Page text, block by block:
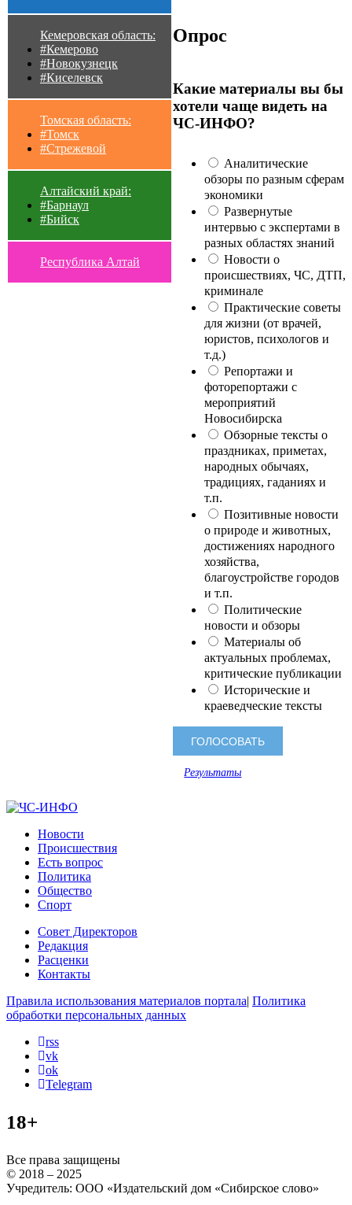
Кемеровская область:
#Кемерово
#Новокузнецк
#Киселевск
Томская область:
#Томск
#Стрежевой
Алтайский край:
#Барнаул
#Бийск
Республика Алтай
Опрос
Какие материалы вы бы
хотели чаще видеть на
ЧС-ИНФО?
Аналитические
обзоры по разным сферам
экономики
Развернутые
интервью с экспертами в
разных областях знаний
Новости о
происшествиях, ЧС, ДТП,
криминале
Практические советы
для жизни (от врачей,
юристов, психологов и
т.д.)
Репортажи и
фоторепортажи с
мероприятий
Новосибирска
Обзорные тексты о
праздниках, приметах,
народных обычаях,
традициях, гаданиях и
т.п.
Позитивные новости
о природе и животных,
достижениях народного
хозяйства,
благоустройстве городов
и т.п.
Политические
новости и обзоры
Материалы об
актуальных проблемах,
критические публикации
Исторические и
краеведческие тексты
Результаты
Новости
Происшествия
Есть вопрос
Политика
Общество
Спорт
Совет Директоров
Редакция
Расценки
Контакты
Правила использования материалов портала| Политика
обработки персональных данных
rss
vk
ok
Telegram
18+
Все права защищены
© 2018 – 2025
Учредитель: ООО «Издательский дом «Сибирское слово»